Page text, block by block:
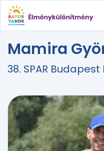
Mamira
38. SPAR